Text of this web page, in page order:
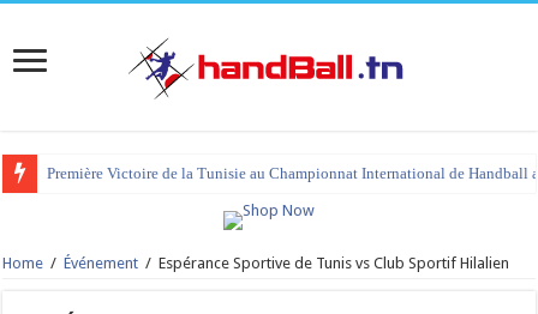
Première Victoire de la Tunisie au Championnat International de Handball
Home / Événement / Espérance Sportive de Tunis vs Club Sportif Hilalien